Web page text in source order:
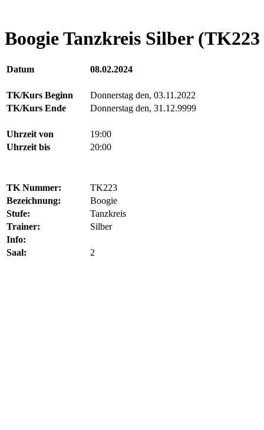
Boogie Tanzkreis Silber (TK223
Datum 08.02.2024
TK/Kurs Beginn
Donnerstag den, 03.11.2022
TK/Kurs Ende
Donnerstag den, 31.12.9999
Uhrzeit von
19:00
Uhrzeit bis
20:00
TK Nummer:
TK223
Bezeichnung:
Boogie
Stufe:
Tanzkreis
Trainer:
Silber
Info:
Saal:
2